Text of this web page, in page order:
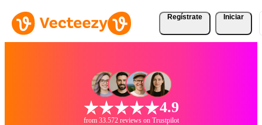
Regístrate Iniciar
4.9
from 33.572 reviews on Trustpilot